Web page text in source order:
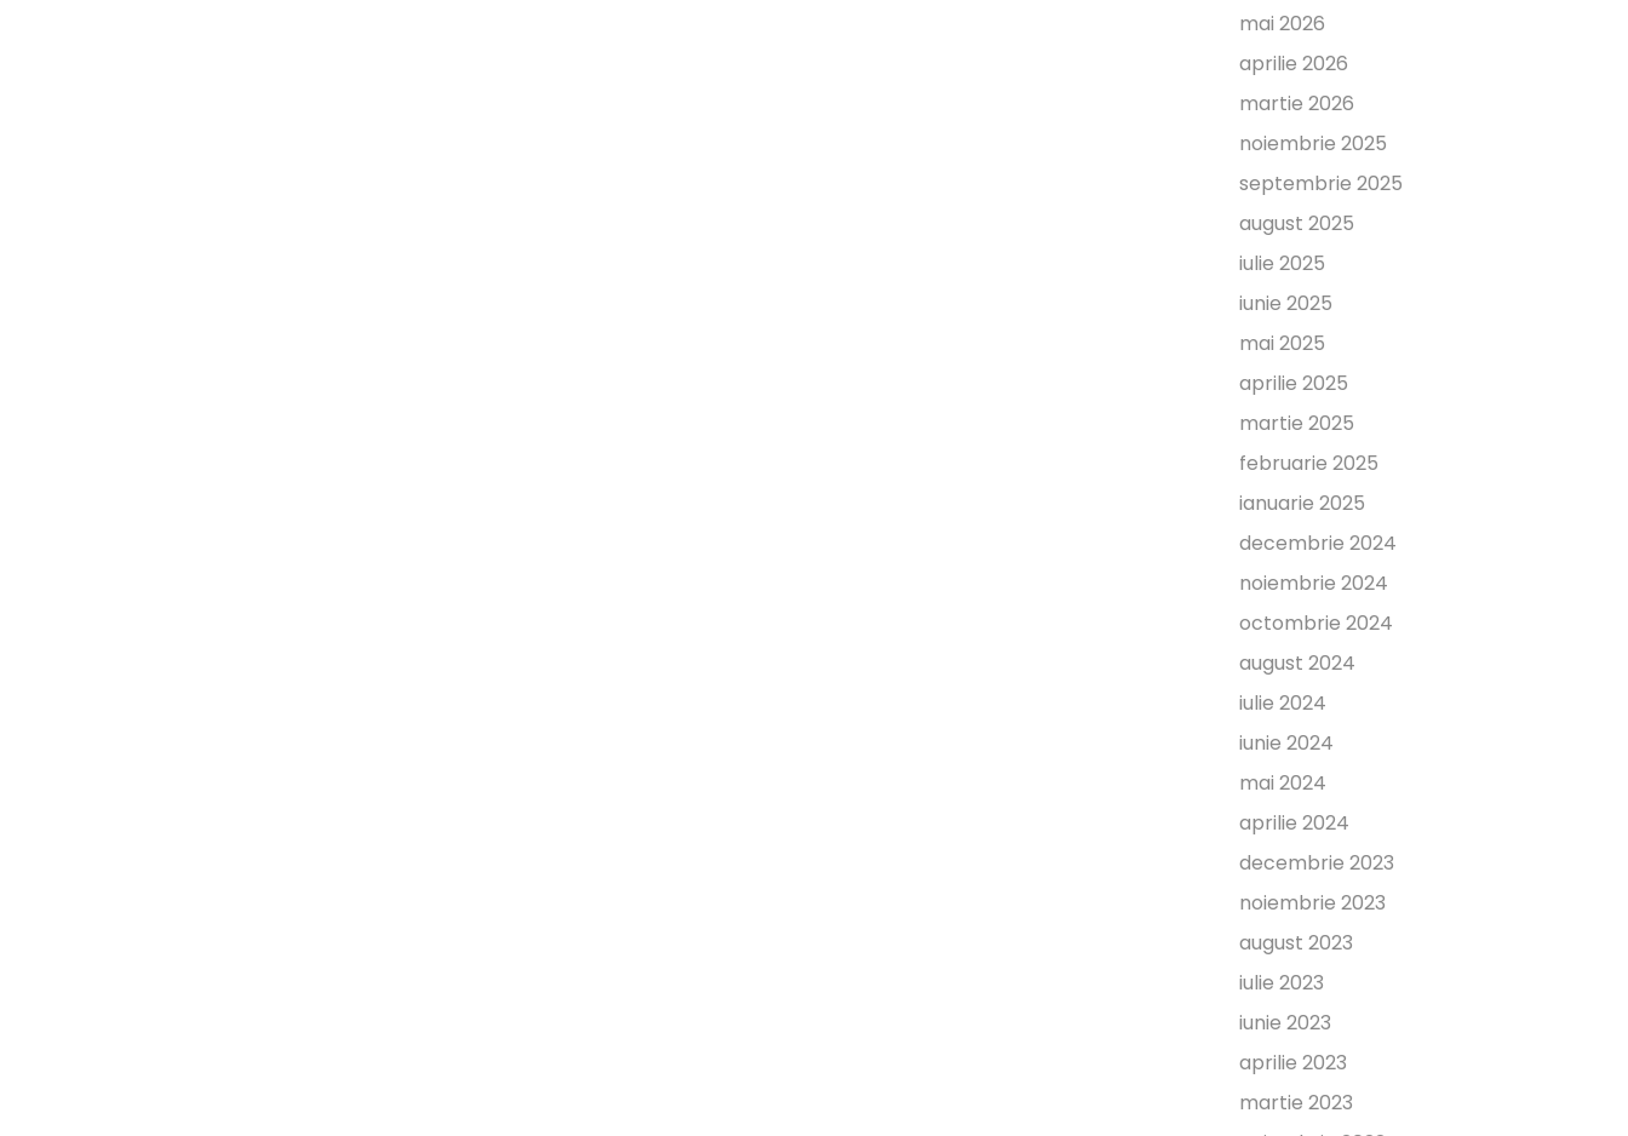
mai 2026
aprilie 2026
martie 2026
noiembrie 2025
septembrie 2025
august 2025
iulie 2025
iunie 2025
mai 2025
aprilie 2025
martie 2025
februarie 2025
ianuarie 2025
decembrie 2024
noiembrie 2024
octombrie 2024
august 2024
iulie 2024
iunie 2024
mai 2024
aprilie 2024
decembrie 2023
noiembrie 2023
august 2023
iulie 2023
iunie 2023
aprilie 2023
martie 2023